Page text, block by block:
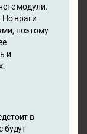
модули.
Но враги
поэтому
и
в
будут